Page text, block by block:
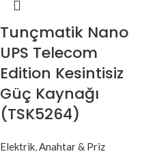
Tunçmatik Nano
UPS Telecom
Edition Kesintisiz
Güç Kaynağı
(TSK5264)
Elektrik,Anahtar & Priz